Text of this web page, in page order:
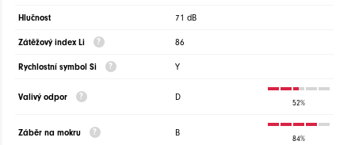
Hlučnost 71 dB
Zátěžový index Li 86
Rychlostní symbol Si Y
Valivý odpor D
52%
Záběr na mokru B
84%